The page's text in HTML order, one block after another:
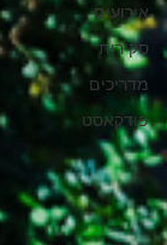
אירועים
סקירות
מדריכים
פודקאסט